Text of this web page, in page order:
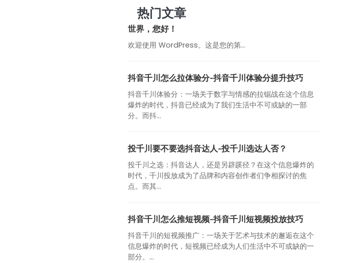
热门文章
世界，您好！
欢迎使用 WordPress。这是您的第…
抖音千川怎么拉体验分-抖音千川体验分提升技巧
抖音千川体验分：一场关于数字与情感的拉锯战在这个信息
爆炸的时代，抖音已经成为了我们生活中不可或缺的一部
分。而抖...
投千川要不要选抖音达人-投千川选达人否？
投千川之选：抖音达人，还是另辟蹊径？在这个信息爆炸的
时代，千川投放成为了品牌和内容创作者们争相探讨的焦
点。而其...
抖音千川怎么推短视频-抖音千川短视频投放技巧
抖音千川的短视频推广：一场关于艺术与技术的邂逅在这个
信息爆炸的时代，短视频已经成为人们生活中不可或缺的一
部分。...